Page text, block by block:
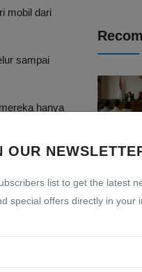
OUR
list to get the latest
special offers directly in your
mobil dari
sampai
hanya
bahwa